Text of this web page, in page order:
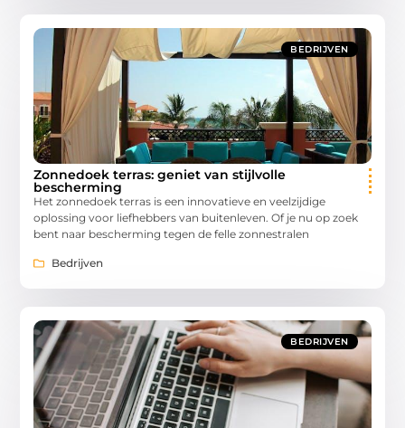
BEDRIJVEN
Zonnedoek terras: geniet van stijlvolle
bescherming
Het zonnedoek terras is een innovatieve en veelzijdige
oplossing voor liefhebbers van buitenleven. Of je nu op zoek
bent naar bescherming tegen de felle zonnestralen
Bedrijven
BEDRIJVEN